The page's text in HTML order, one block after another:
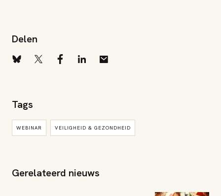
Delen
Tags
WEBINAR VEILIGHEID & GEZONDHEID
Gerelateerd nieuws